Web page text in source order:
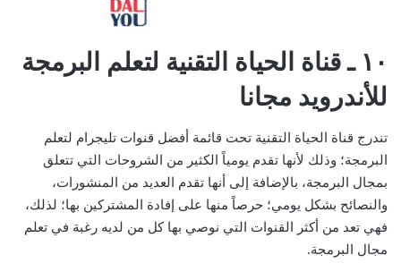
١٠ ـ قناة الحياة التقنية لتعلم البرمجة
للأندرويد مجانا
تندرج قناة الحياة التقنية تحت قائمة أفضل قنوات تليجرام لتعلم
البرمجة؛ وذلك لأنها تقدم يومياً الكثير من الشروحات التي تتعلق
بمجال البرمجة، بالإضافة إلى أنها تقدم العديد من المنشورات،
والنصائح بشكل يومي؛ حرصاً منها على إفادة المشتركين بها؛ لذلك،
فهي تعد من أكثر القنوات التي نوصي بها كل من لديه رغبة في تعلم
مجال البرمجة.